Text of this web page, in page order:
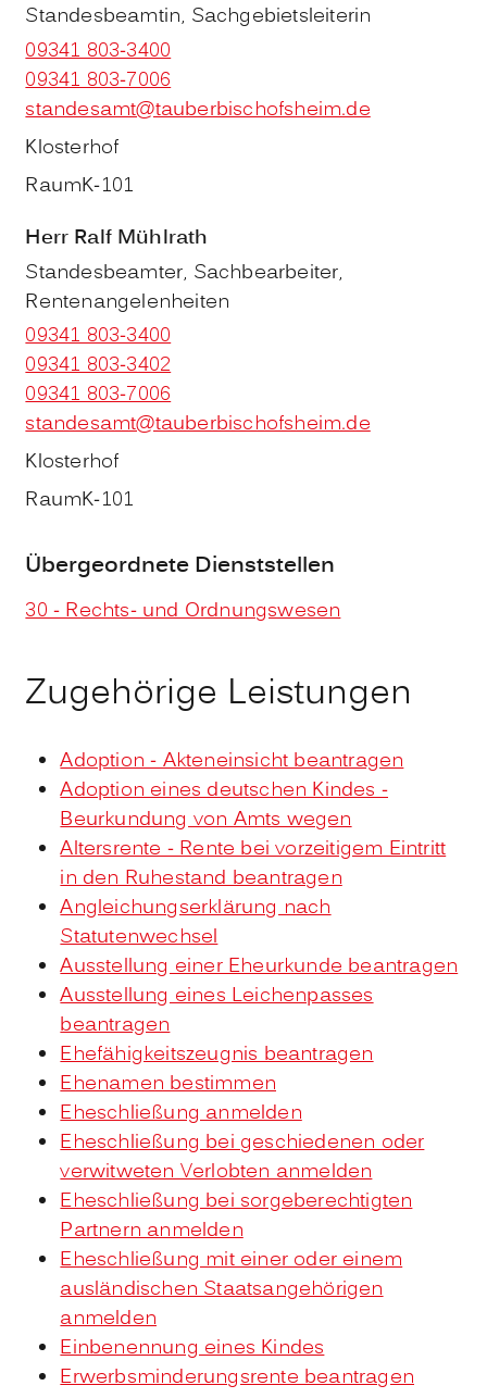
Standesbeamtin, Sachgebietsleiterin
09341 803-3400
09341 803-7006
standesamt@tauberbischofsheim.de
Klosterhof
RaumK-101
Herr Ralf Mühlrath
Standesbeamter, Sachbearbeiter,
Rentenangelenheiten
09341 803-3400
09341 803-3402
09341 803-7006
standesamt@tauberbischofsheim.de
Klosterhof
RaumK-101
Übergeordnete Dienststellen
30 - Rechts- und Ordnungswesen
Zugehörige Leistungen
Adoption - Akteneinsicht beantragen
Adoption eines deutschen Kindes -
Beurkundung von Amts wegen
Altersrente - Rente bei vorzeitigem Eintritt
in den Ruhestand beantragen
Angleichungserklärung nach
Statutenwechsel
Ausstellung einer Eheurkunde beantragen
Ausstellung eines Leichenpasses
beantragen
Ehefähigkeitszeugnis beantragen
Ehenamen bestimmen
Eheschließung anmelden
Eheschließung bei geschiedenen oder
verwitweten Verlobten anmelden
Eheschließung bei sorgeberechtigten
Partnern anmelden
Eheschließung mit einer oder einem
ausländischen Staatsangehörigen
anmelden
Einbenennung eines Kindes
Erwerbsminderungsrente beantragen